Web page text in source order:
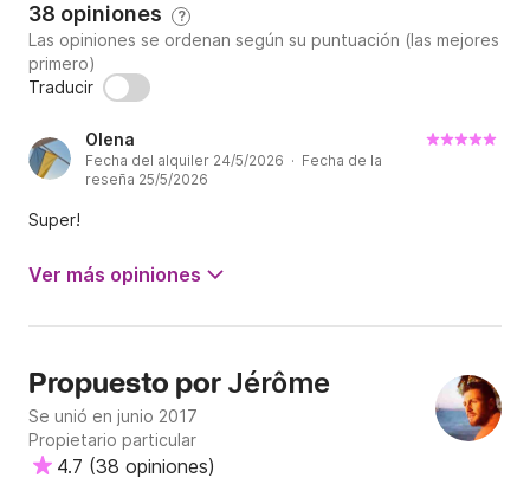
38 opiniones ?
Las opiniones se ordenan según su puntuación (las mejores
primero)
Traducir
Olena
Fecha del alquiler 24/5/2026 · Fecha de la
reseña 25/5/2026
Super!
Ver más opiniones
Propuesto por Jérôme
Se unió en junio 2017
Propietario particular
4.7 (38 opiniones)